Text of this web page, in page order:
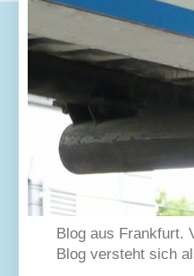
Blog aus Frankfurt.
Blog versteht sich